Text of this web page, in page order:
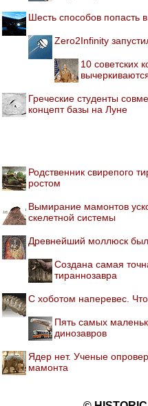
Шесть способов попасть
Zero2Infinity
10 советских
Греческие студенты
концепт базы на Луне
Родственник свирепого
ростом
Вымирание мамонтов
скелетной системы
Древнейший моллюск
Создана самая
тираннозавра
С хоботом наперевес.
Пять самых
динозавров
Ядер нет. Ученые
мамонта